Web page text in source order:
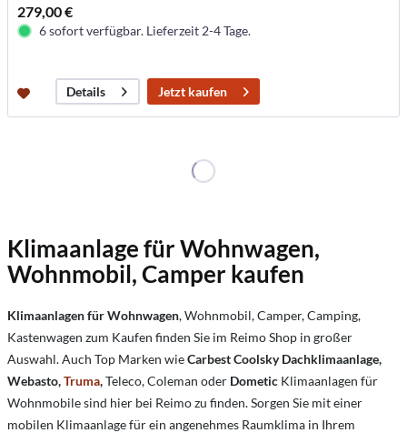
279,00 €
6 sofort verfügbar. Lieferzeit 2-4 Tage.
Details Jetzt kaufen
Klimaanlage für Wohnwagen,
Wohnmobil, Camper kaufen
Klimaanlagenfür Wohnwagen, Wohnmobil, Camper, Camping,
Kastenwagen zum Kaufen finden Sie im Reimo Shop in großer
Auswahl. Auch Top Marken wieCarbest Coolsky Dachklimaanlage,
Webasto,Truma,Teleco, Coleman oder Dometic Klimaanlagen für
Wohnmobile sind hier bei Reimo zu finden. Sorgen Sie mit einer
mobilen Klimaanlage für ein angenehmes Raumklima in Ihrem